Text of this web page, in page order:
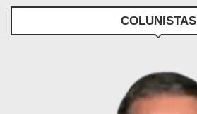
COLUNISTAS